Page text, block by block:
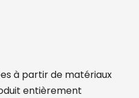
à partir de matériaux
entièrement